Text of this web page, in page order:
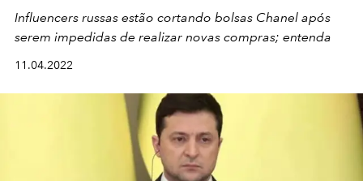
Influencers russas estão cortando bolsas Chanel após
serem impedidas de realizar novas compras; entenda
11.04.2022